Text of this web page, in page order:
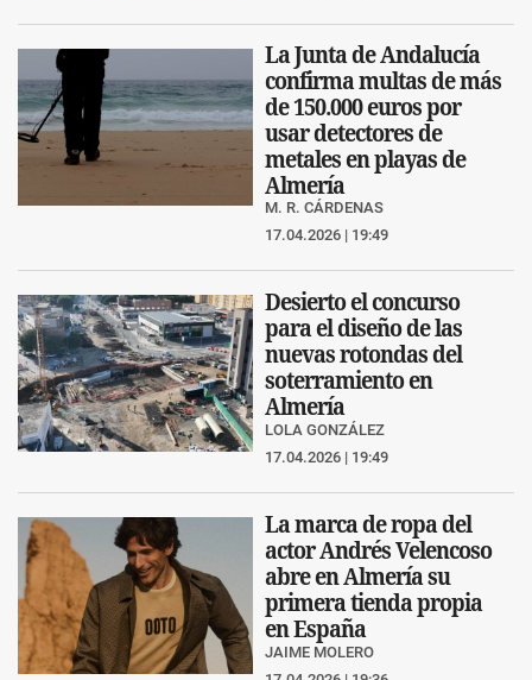
La Junta de Andalucía
confirma multas de más
de 150.000 euros por
usar detectores de
metales en playas de
Almería
M. R. CÁRDENAS
17.04.2026 | 19:49
Desierto el concurso
para el diseño de las
nuevas rotondas del
soterramiento en
Almería
LOLA GONZÁLEZ
17.04.2026 | 19:49
La marca de ropa del
actor Andrés Velencoso
abre en Almería su
primera tienda propia
en España
JAIME MOLERO